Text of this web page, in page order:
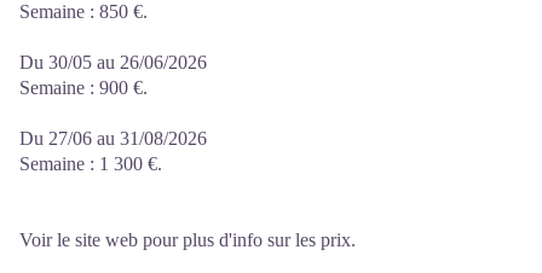
Semaine : 850 €.
Du 30/05 au 26/06/2026
Semaine : 900 €.
Du 27/06 au 31/08/2026
Semaine : 1 300 €.
Voir le site web pour plus d'info sur les prix.